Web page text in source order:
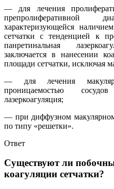
— для лечения
препролиферативной
характеризующейся
сетчатки с тенденцией к
панретинальная
заключается в нанесении
площади сетчатки, исключая
— для лечения
проницаемостью
лазеркоагуляция;
— при диффузном
по типу «решетки».
Ответ
Существуют ли
коагуляции сетчатки?